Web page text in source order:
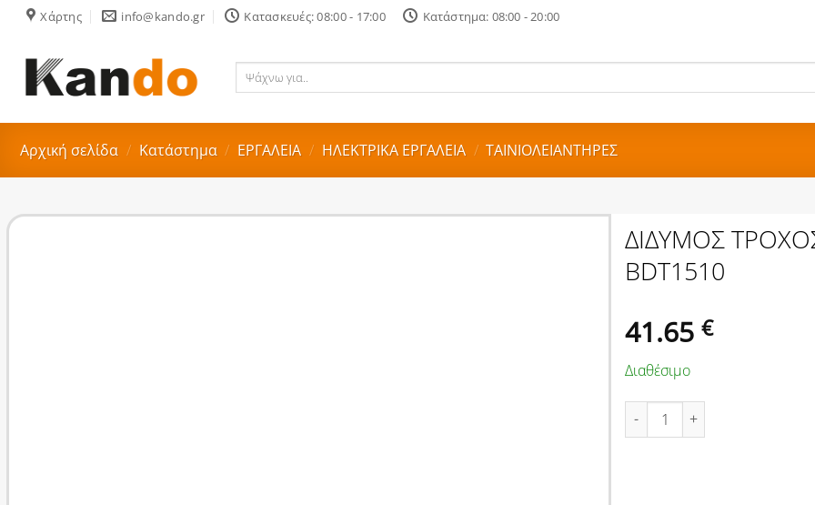
Skip
content
Χάρτης info@kando.gr Κατασκευές: 08:00 - 17:00 Κατάστημα: 08:00 - 20:00
Ψάχνω
Αρχική σελίδα / Κατάστημα / ΕΡΓΑΛΕΙΑ / ΗΛΕΚΤΡΙΚΑ ΕΡΓΑΛΕΙΑ / ΤΑΙΝΙΟΛΕΙΑΝΤΗΡΕΣ
ΔΙΔΥΜΟΣ
BDT1510
41.65 €
Διαθέσιμο
ΔΙΔΥΜΟΣ ΤΡΟΧΟΣ Φ150mm ,